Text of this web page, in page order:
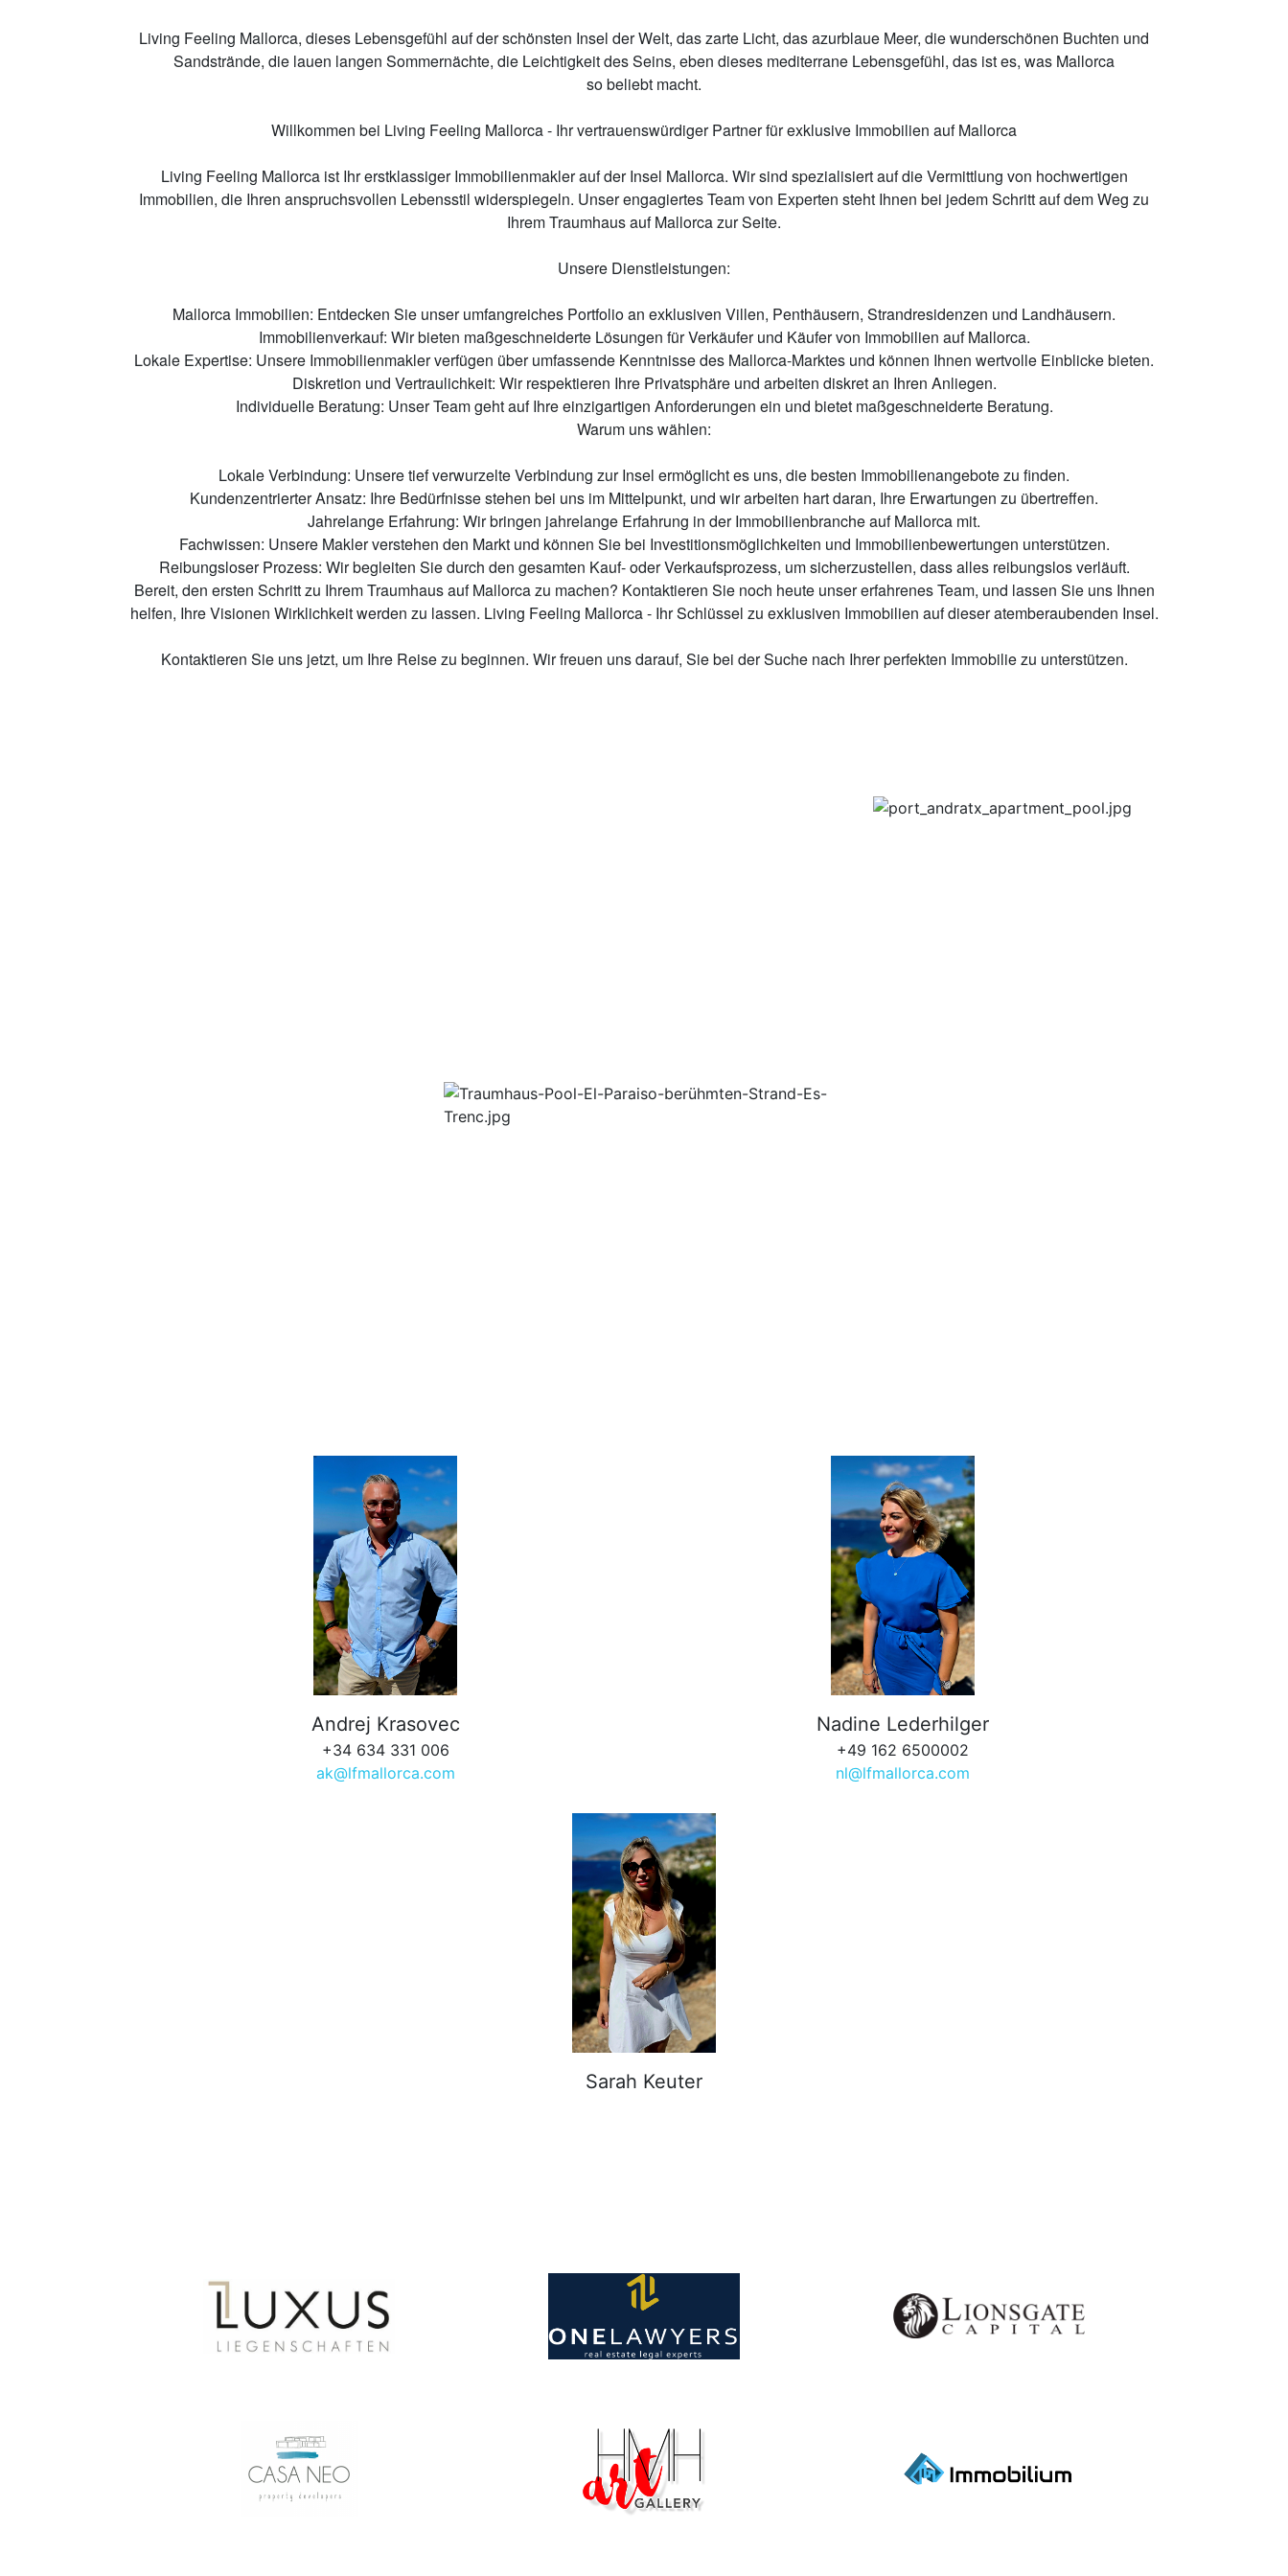
Living Feeling Mallorca, dieses Lebensgefühl auf der schönsten Insel der Welt, das zarte Licht, das azurblaue Meer, die wunderschönen Buchten und
Sandstrände, die lauen langen Sommernächte, die Leichtigkeitdes Seins, eben dieses mediterrane Lebensgefühl, das ist es, was Mallorca
sobeliebt macht.
Willkommen bei Living Feeling Mallorca - Ihr vertrauenswürdiger Partner für exklusive Immobilien auf Mallorca
Living Feeling Mallorca ist Ihr erstklassiger Immobilienmakler auf der Insel Mallorca. Wir sind spezialisiert auf die Vermittlung von hochwertigen
Immobilien, die Ihren anspruchsvollen Lebensstil widerspiegeln. Unser engagiertes Team von Experten steht Ihnen bei jedem Schritt auf dem Weg zu
Ihrem Traumhaus auf Mallorca zur Seite.
Unsere Dienstleistungen:
Mallorca Immobilien: Entdecken Sie unser umfangreiches Portfolio an exklusiven Villen, Penthäusern, Strandresidenzen und Landhäusern.
Immobilienverkauf: Wir bieten maßgeschneiderte Lösungen für Verkäufer und Käufer von Immobilien auf Mallorca.
Lokale Expertise: Unsere Immobilienmakler verfügen über umfassende Kenntnisse des Mallorca-Marktes und können Ihnen wertvolle Einblicke bieten.
Diskretion und Vertraulichkeit: Wir respektieren Ihre Privatsphäre und arbeiten diskret an Ihren Anliegen.
Individuelle Beratung: Unser Team geht auf Ihre einzigartigen Anforderungen ein und bietet maßgeschneiderte Beratung.
Warum uns wählen:
Lokale Verbindung: Unsere tief verwurzelte Verbindung zur Insel ermöglicht es uns, die besten Immobilienangebote zu finden.
Kundenzentrierter Ansatz: Ihre Bedürfnisse stehen bei uns im Mittelpunkt, und wir arbeiten hart daran, Ihre Erwartungen zu übertreffen.
Jahrelange Erfahrung: Wir bringen jahrelange Erfahrung in der Immobilienbranche auf Mallorca mit.
Fachwissen: Unsere Makler verstehen den Markt und können Sie bei Investitionsmöglichkeiten und Immobilienbewertungen unterstützen.
Reibungsloser Prozess: Wir begleiten Sie durch den gesamten Kauf- oder Verkaufsprozess, um sicherzustellen, dass alles reibungslos verläuft.
Bereit, den ersten Schritt zu Ihrem Traumhaus auf Mallorca zu machen? Kontaktieren Sie noch heute unser erfahrenes Team, und lassen Sie uns Ihnen
helfen, Ihre Visionen Wirklichkeit werden zu lassen. Living Feeling Mallorca - Ihr Schlüssel zu exklusiven Immobilien auf dieser atemberaubenden Insel.
Kontaktieren Sie uns jetzt, um Ihre Reise zu beginnen. Wir freuen uns darauf, Sie bei der Suche nach Ihrer perfekten Immobilie zu unterstützen.
Andrej Krasovec
+34 634 331 006
ak@lfmallorca.com
Nadine Lederhilger
+49 162 6500002
nl@lfmallorca.com
Sarah Keuter